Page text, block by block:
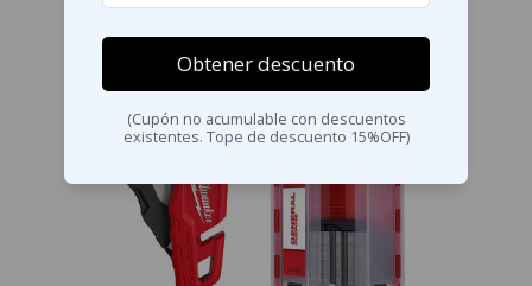
Obtener descuento
(Cupón no acumulable con descuentos
existentes. Tope de descuento 15%OFF)